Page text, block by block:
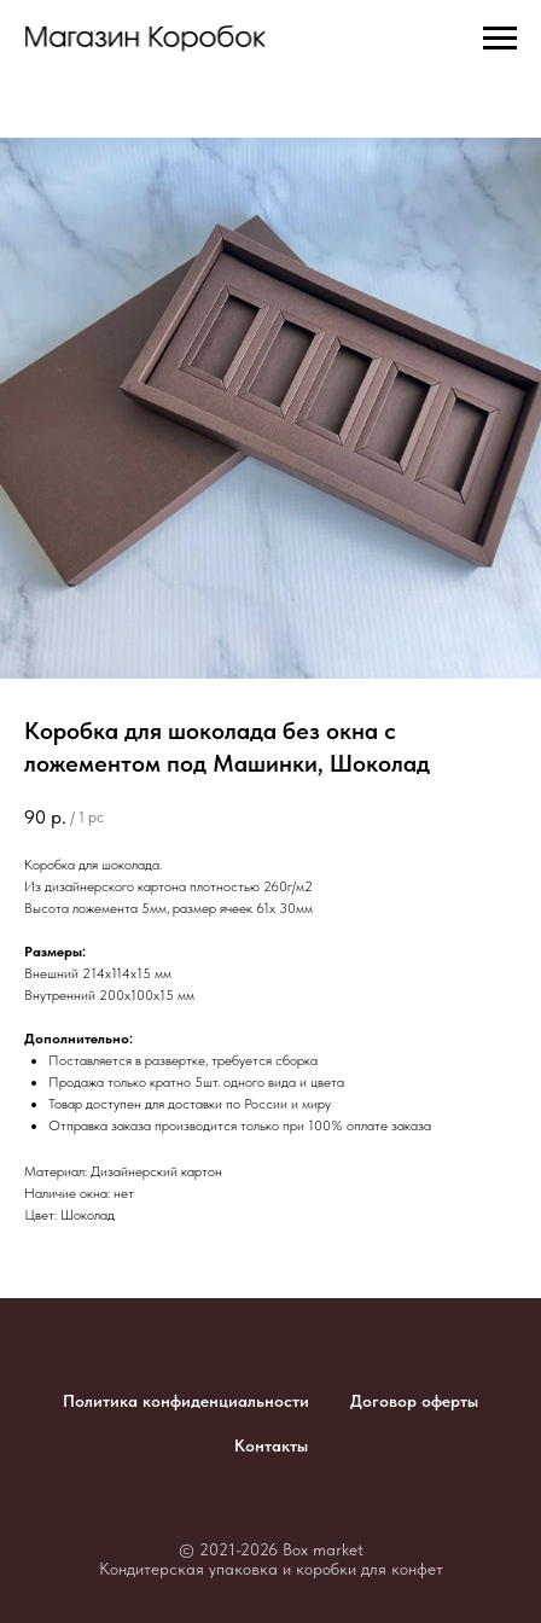
Коробка для шоколада без окна с
ложементом под Машинки, Шоколад
90 р. / 1 pc
Коробка для шоколада.
Из дизайнерского картона плотностью 260г/м2
Высота ложемента 5мм, размер ячеек 61х 30мм
Размеры:
Внешний 214х114х15 мм
Внутренний 200х100х15 мм
Дополнительно:
Поставляется в развертке, требуется сборка
Продажа только кратно 5шт. одного вида и цвета
Товар доступен для доставки по России и миру
​Отправка заказа производится только при 100% оплате заказа
Материал: Дизайнерский картон
Наличие окна: нет
Цвет: Шоколад
Политика конфиденциальности Договор оферты
Контакты
© 2021-2026 Box market
Кондитерская упаковка и коробки для конфет